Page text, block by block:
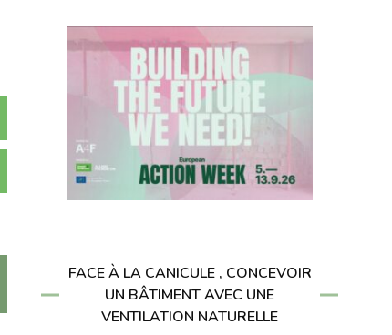
FACE À LA CANICULE , CONCEVOIR
UN BÂTIMENT AVEC UNE
VENTILATION NATURELLE